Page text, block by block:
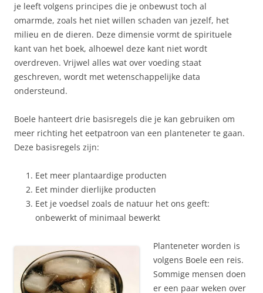
je leeft volgens principes die je onbewust toch al
omarmde, zoals het niet willen schaden van jezelf, het
milieu en de dieren. Deze dimensie vormt de spirituele
kant van het boek, alhoewel deze kant niet wordt
overdreven. Vrijwel alles wat over voeding staat
geschreven, wordt met wetenschappelijke data
ondersteund.
Boele hanteert drie basisregels die je kan gebruiken om
meer richting het eetpatroon van een planteneter te gaan.
Deze basisregels zijn:
Eet meer plantaardige producten
Eet minder dierlijke producten
Eet je voedsel zoals de natuur het ons geeft:
onbewerkt of minimaal bewerkt
Planteneter worden is
volgens Boele een reis.
Sommige mensen doen
er een paar weken over